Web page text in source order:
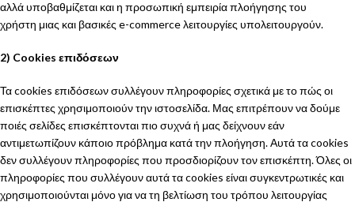
αλλά υποβαθμίζεται και η προσωπική εμπειρία πλοήγησης του
χρήστη μιας και βασικές e-commerce λειτουργίες υπολειτουργούν.
2) Cookies επιδόσεων
Τα cookies επιδόσεων συλλέγουν πληροφορίες σχετικά με το πώς οι
επισκέπτες χρησιμοποιούν την ιστοσελίδα. Μας επιτρέπουν να δούμε
ποιές σελίδες επισκέπτονται πιο συχνά ή μας δείχνουν εάν
αντιμετωπίζουν κάποιο πρόβλημα κατά την πλοήγηση. Αυτά τα cookies
δεν συλλέγουν πληροφορίες που προσδιορίζουν τον επισκέπτη. Όλες οι
πληροφορίες που συλλέγουν αυτά τα cookies είναι συγκεντρωτικές και
χρησιμοποιούνται μόνο για να τη βελτίωση του τρόπου λειτουργίας